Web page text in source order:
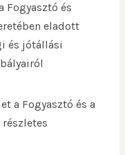
Fogyasztó és
eladott
és jótállási
a Fogyasztó és a